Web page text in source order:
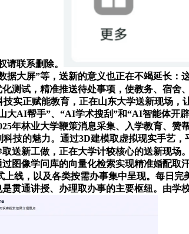
请联系删除。
大屏”等，送新的意义也正在不竭延长
试，精准推送待处事项，使教务、宿舍
实正赋能教育，正在山东大学送新现场
AI帮手”、“AI学术搜刮”和“AI智能体开
年林业大学鞭策消息采集、入学教育、赞
的魅力。通过3D建模取虚拟现实手艺
送新工做，正在大学计较核心的送新现场
图像学问库的向量化检索实现精准婚配取
线，以及各类按需办事集中呈现。每日
贯通讲授、办理取办事的主要枢纽。由学